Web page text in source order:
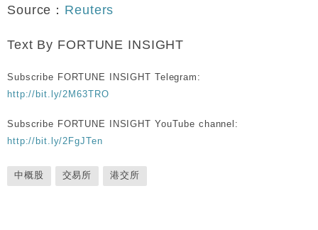
Source： Reuters
Text By FORTUNE INSIGHT
Subscribe FORTUNE INSIGHT Telegram:
http://bit.ly/2M63TRO
Subscribe FORTUNE INSIGHT YouTube channel:
http://bit.ly/2FgJTen
中概股 交易所 港交所